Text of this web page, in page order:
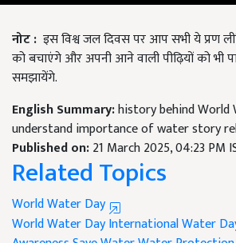
नोट : इस विश्व जल दिवस पर आप सभी ये प्रण
को बचाएंगे और अपनी आने वाली पीढ़ियों को भी
समझायेंगे.
English Summary:history behind World
understand importance of water story
Published on:21 March 2025, 04:23 PM
Related Topics
World Water Day
World Water DayInternational Water